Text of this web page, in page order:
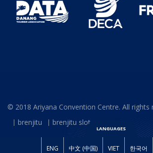
© 2018 Ariyana Convention Centre. All rights
brenjitu
brenjitu slot
LANGUAGES
ENG 中文 (中国) VIET 한국어